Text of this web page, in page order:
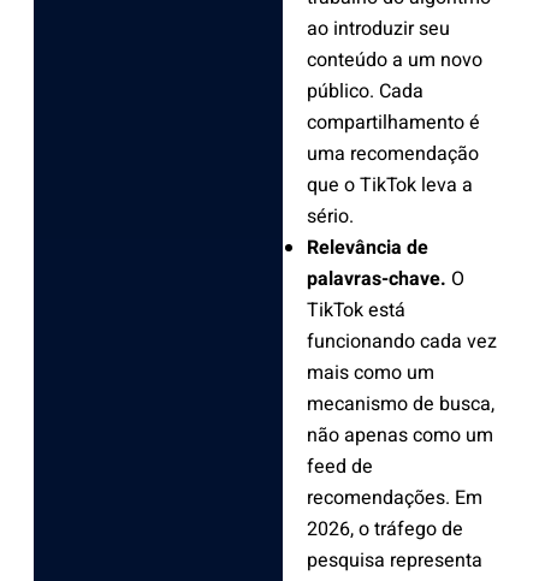
ao introduzir seu
conteúdo a um novo
público. Cada
compartilhamento é
uma recomendação
que o TikTok leva a
sério.
Relevância de
palavras-chave. O
TikTok está
funcionando cada vez
mais como um
mecanismo de busca,
não apenas como um
feed de
recomendações. Em
2026, o tráfego de
pesquisa representa